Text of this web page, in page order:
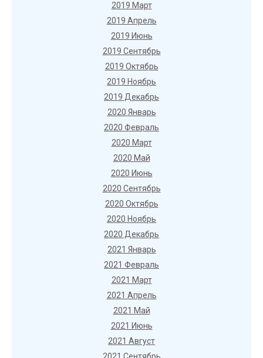
2019 Март
2019 Апрель
2019 Июнь
2019 Сентябрь
2019 Октябрь
2019 Ноябрь
2019 Декабрь
2020 Январь
2020 Февраль
2020 Март
2020 Май
2020 Июнь
2020 Сентябрь
2020 Октябрь
2020 Ноябрь
2020 Декабрь
2021 Январь
2021 Февраль
2021 Март
2021 Апрель
2021 Май
2021 Июнь
2021 Август